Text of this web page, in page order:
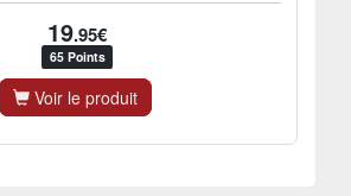
19.95€
65 Points
Voir le produit